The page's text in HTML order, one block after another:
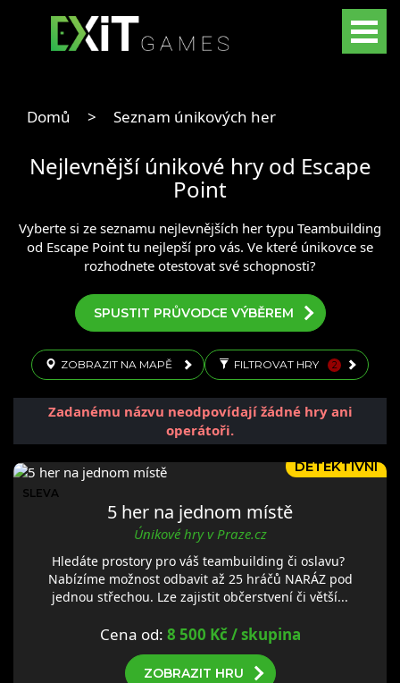
Domů > Seznam únikových her
Nejlevnější únikové hry od Escape
Point
Vyberte si ze seznamu nejlevnějších her typu Teambuilding
od Escape Point tu nejlepší pro vás. Ve které únikovce se
rozhodnete otestovat své schopnosti?
SPUSTIT PRŮVODCE VÝBĚREM
ZOBRAZIT NA MAPĚ FILTROVAT HRY 2
Zadanému názvu neodpovídají žádné hry ani
operátoři.
SLEVA
DETEKTIVNÍ
5 her na jednom místě
Únikové hry v Praze.cz
Hledáte prostory pro váš teambuilding či oslavu?
Nabízíme možnost odbavit až 25 hráčů NARÁZ pod
jednou střechou. Lze zajistit občerstvení či větší...
Cena od: 8 500 Kč / skupina
ZOBRAZIT HRU